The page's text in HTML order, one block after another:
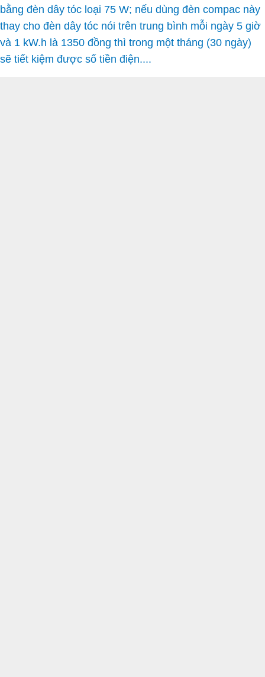
bằng đèn dây tóc loại 75 W; nếu dùng đèn compac này
thay cho đèn dây tóc nói trên trung bình mỗi ngày 5 giờ
và 1 kW.h là 1350 đồng thì trong một tháng (30 ngày)
sẽ tiết kiệm được số tiền điện....